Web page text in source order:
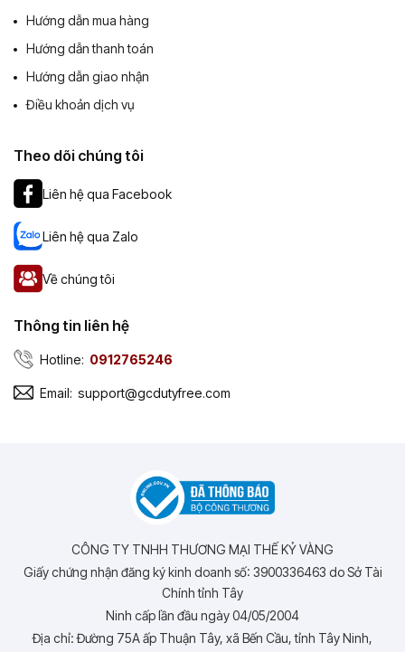
Hướng dẫn mua hàng
Hướng dẫn thanh toán
Hướng dẫn giao nhận
Điều khoản dịch vụ
Theo dõi chúng tôi
Liên hệ qua Facebook
Liên hệ qua Zalo
Về chúng tôi
Thông tin liên hệ
Hotline: 0912765246
Email: support@gcdutyfree.com
CÔNG TY TNHH THƯƠNG MẠI THẾ KỶ VÀNG
Giấy chứng nhận đăng ký kinh doanh số: 3900336463 do Sở Tài
Chính tỉnh Tây
Ninh cấp lần đầu ngày 04/05/2004
Địa chỉ: Đường 75A ấp Thuận Tây, xã Bến Cầu, tỉnh Tây Ninh,